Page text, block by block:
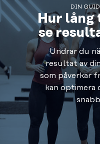
DIN
Hur lång
se
Undrar du
resultat av
som påverkar
kan optimera